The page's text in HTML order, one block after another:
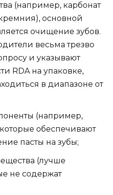
(например, карбонат
основной
очищение зубов.
весьма трезво
и указывают
RDA на упаковке,
в диапазоне от
(например,
обеспечивают
пасты на зубы;
(лучше
не содержат